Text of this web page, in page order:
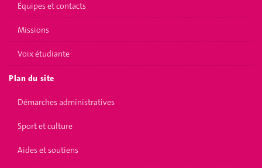
Équipes et contacts
Missions
Voix étudiante
Plan du site
Démarches administratives
Sport et culture
Aides et soutiens